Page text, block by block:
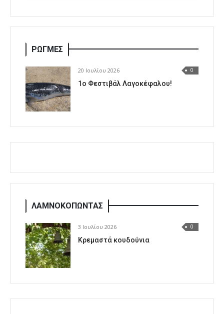
ΡΩΓΜΕΣ
20 Ιουλίου 2026 0
1o Φεστιβάλ Λαγοκέφαλου!
ΛΑΜΝΟΚΟΠΩΝΤΑΣ
3 Ιουλίου 2026 0
Κρεμαστά κουδούνια